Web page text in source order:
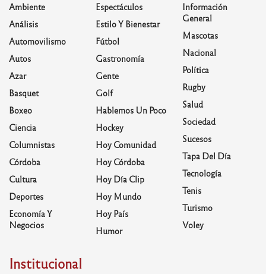
Ambiente
Análisis
Automovilismo
Autos
Azar
Basquet
Boxeo
Ciencia
Columnistas
Córdoba
Cultura
Deportes
Economía Y
Negocios
Espectáculos
Estilo Y Bienestar
Fútbol
Gastronomía
Gente
Golf
Hablemos Un Poco
Hockey
Hoy Comunidad
Hoy Córdoba
Hoy Día Clip
Hoy Mundo
Hoy País
Humor
Información
General
Mascotas
Nacional
Política
Rugby
Salud
Sociedad
Sucesos
Tapa Del Día
Tecnología
Tenis
Turismo
Voley
Institucional